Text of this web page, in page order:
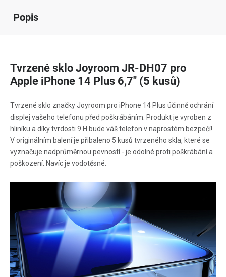
Popis
Tvrzené sklo Joyroom JR-DH07 pro
Apple iPhone 14 Plus 6,7" (5 kusů)
Tvrzené sklo značky Joyroom pro iPhone 14 Plus účinně ochrání
displej vašeho telefonu před poškrábáním. Produkt je vyroben z
hliníku a díky tvrdosti 9 H bude váš telefon v naprostém bezpečí!
V originálním balení je přibaleno 5 kusů tvrzeného skla, které se
vyznačuje nadprůměrnou pevností - je odolné proti poškrábání a
poškození. Navíc je vodotěsné.